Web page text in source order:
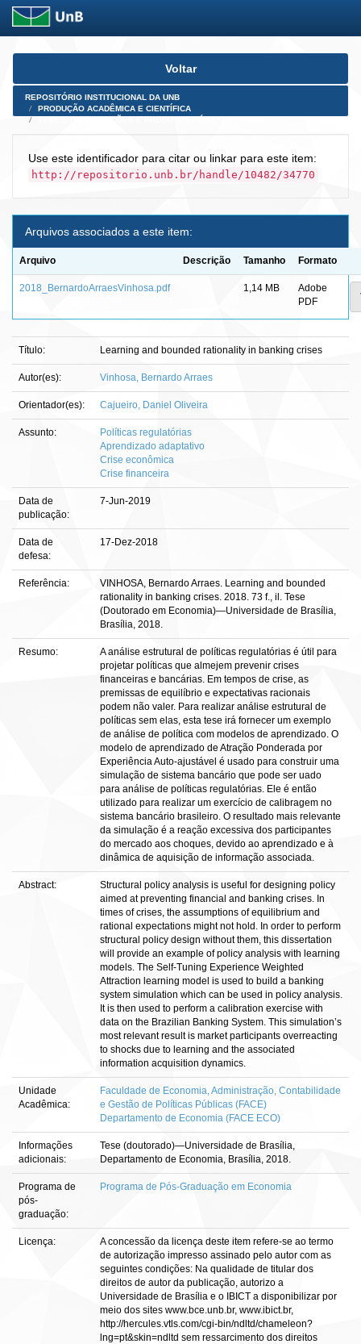
Skip
Voltar
REPOSITÓRIO INSTITUCIONAL DA UNB
PRODUÇÃO ACADÊMICA E CIENTÍFICA
Use este identificador para citar ou linkar para este item:
http://repositorio.unb.br/handle/10482/34770
Arquivos associados a este item:
Arquivo Descrição Tamanho Formato
2018_BernardoArraesVinhosa.pdf 1,14 MB
Adobe
PDF
Título: Learning and bounded rationality in banking crises
Autor(es): Vinhosa, Bernardo Arraes
Orientador(es): Cajueiro, Daniel Oliveira
Assunto:
Políticas regulatórias
Aprendizado adaptativo
Crise econômica
Crise financeira
Data de
publicação:
7-Jun-2019
Data de
defesa:
17-Dez-2018
Referência:
VINHOSA, Bernardo Arraes. Learning and bounded
rationality in banking crises. 2018. 73 f., il. Tese
(Doutorado em Economia)—Universidade de Brasília,
Brasília, 2018.
Resumo:
A análise estrutural de políticas regulatórias é útil para
projetar políticas que almejem prevenir crises
financeiras e bancárias. Em tempos de crise, as
premissas de equilíbrio e expectativas racionais
podem não valer. Para realizar análise estrutural de
políticas sem elas, esta tese irá fornecer um exemplo
de análise de política com modelos de aprendizado. O
modelo de aprendizado de Atração Ponderada por
Experiência Auto-ajustável é usado para construir uma
simulação de sistema bancário que pode ser uado
para análise de políticas regulatórias. Ele é então
utilizado para realizar um exercício de calibragem no
sistema bancário brasileiro. O resultado mais relevante
da simulação é a reação excessiva dos participantes
do mercado aos choques, devido ao aprendizado e à
dinâmica de aquisição de informação associada.
Abstract:
Structural policy analysis is useful for designing policy
aimed at preventing financial and banking crises. In
times of crises, the assumptions of equilibrium and
rational expectations might not hold. In order to perform
structural policy design without them, this dissertation
will provide an example of policy analysis with learning
models. The Self-Tuning Experience Weighted
Attraction learning model is used to build a banking
system simulation which can be used in policy analysis.
It is then used to perform a calibration exercise with
data on the Brazilian Banking System. This simulation’s
most relevant result is market participants overreacting
to shocks due to learning and the associated
information acquisition dynamics.
Unidade
Acadêmica:
Faculdade de Economia, Administração, Contabilidade
e Gestão de Políticas Públicas (FACE)
Departamento de Economia (FACE ECO)
Informações
adicionais:
Tese (doutorado)—Universidade de Brasília,
Departamento de Economia, Brasília, 2018.
Programa de
pós-
graduação:
Programa de Pós-Graduação em Economia
Licença:
A concessão da licença deste item refere-se ao termo
de autorização impresso assinado pelo autor com as
seguintes condições: Na qualidade de titular dos
direitos de autor da publicação, autorizo a
Universidade de Brasília e o IBICT a disponibilizar por
meio dos sites www.bce.unb.br, www.ibict.br,
http://hercules.vtls.com/cgi-bin/ndltd/chameleon?
lng=pt&skin=ndltd sem ressarcimento dos direitos